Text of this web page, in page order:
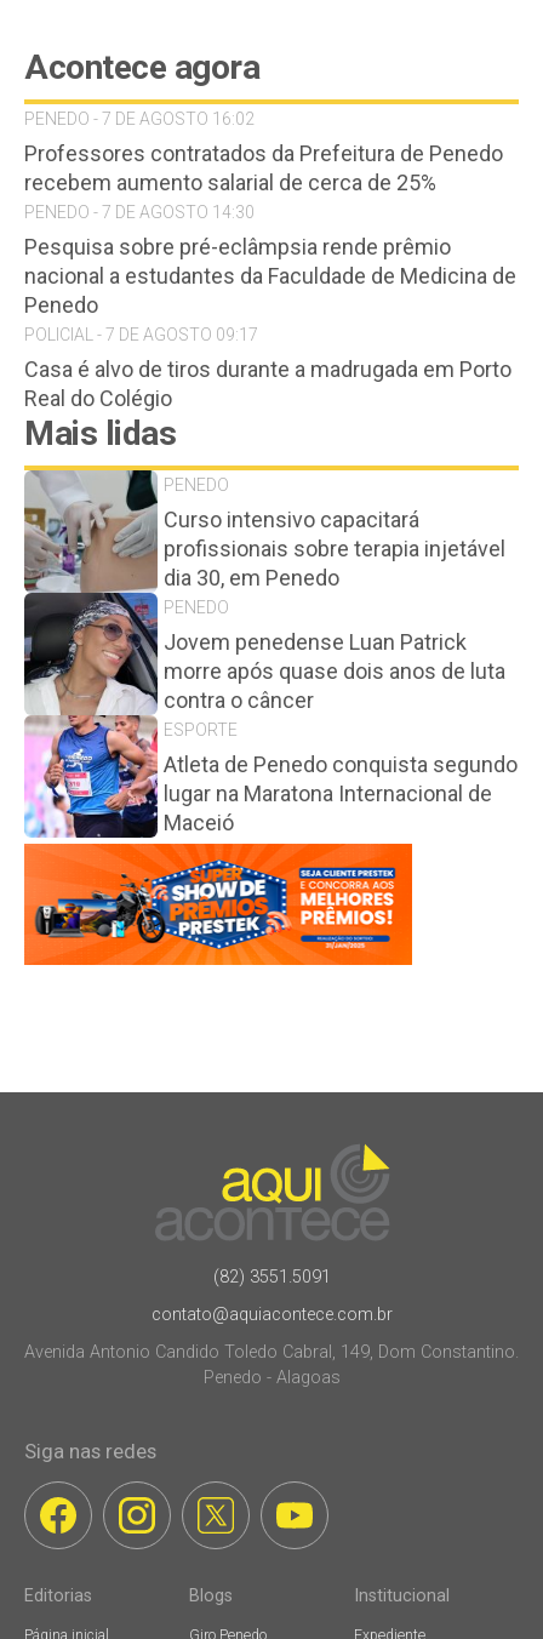
Acontece agora
PENEDO - 7 DE AGOSTO 16:02
Professores contratados da Prefeitura de Penedo
recebem aumento salarial de cerca de 25%
PENEDO - 7 DE AGOSTO 14:30
Pesquisa sobre pré-eclâmpsia rende prêmio
nacional a estudantes da Faculdade de Medicina de
Penedo
POLICIAL - 7 DE AGOSTO 09:17
Casa é alvo de tiros durante a madrugada em Porto
Real do Colégio
Mais lidas
PENEDO
Curso intensivo capacitará
profissionais sobre terapia injetável
dia 30, em Penedo
PENEDO
Jovem penedense Luan Patrick
morre após quase dois anos de luta
contra o câncer
ESPORTE
Atleta de Penedo conquista segundo
lugar na Maratona Internacional de
Maceió
(82) 3551.5091
contato@aquiacontece.com.br
Avenida Antonio Candido Toledo Cabral, 149, Dom Constantino.
Penedo - Alagoas
Siga nas redes
Editorias
Página inicial
Blogs
Giro Penedo
Institucional
Expediente